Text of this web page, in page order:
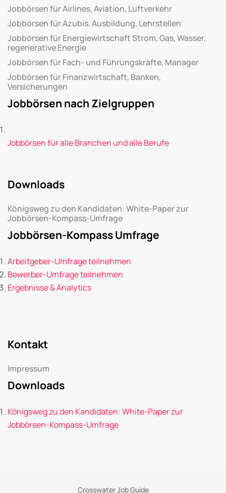
Jobbörsen für Airlines, Aviation, Luftverkehr
Jobbörsen für Azubis, Ausbildung, Lehrstellen
Jobbörsen für Energiewirtschaft Strom, Gas, Wasser,
regenerative Energie
Jobbörsen für Fach- und Führungskräfte, Manager
Jobbörsen für Finanzwirtschaft, Banken,
Versicherungen
Jobbörsen nach Zielgruppen
Jobbörsen für alle Branchen und alle Berufe
Downloads
Königsweg zu den Kandidaten: White-Paper zur
Jobbörsen-Kompass-Umfrage
Jobbörsen-Kompass Umfrage
Arbeitgeber-Umfrage teilnehmen
Bewerber-Umfrage teilnehmen
Ergebnisse & Analytics
Kontakt
Impressum
Downloads
Königsweg zu den Kandidaten: White-Paper zur
Jobbörsen-Kompass-Umfrage
Crosswater Job Guide